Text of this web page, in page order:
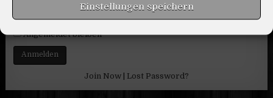
Einstellungen speichern
Show Password
Angemeldet bleiben
Join Now Lost Password?